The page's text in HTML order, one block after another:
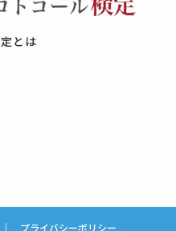
とは
プライバシーポリシー